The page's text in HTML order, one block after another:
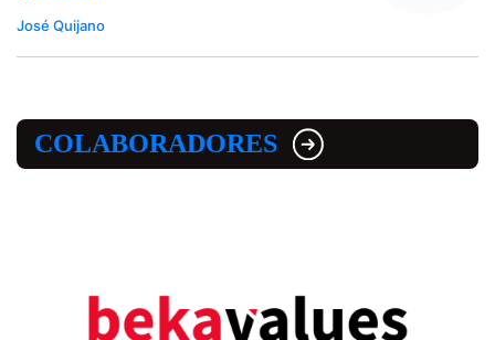
José Quijano
COLABORADORES